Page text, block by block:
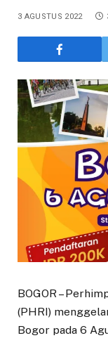
3 AGUSTUS 2022
BOGOR –
(PHRI)
Bogor pada 6